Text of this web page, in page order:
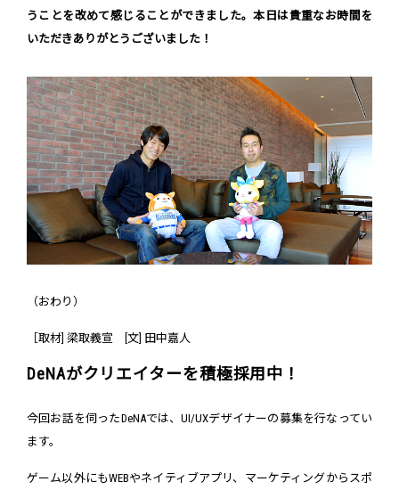
うことを改めて感じることができました。本日は貴重なお時間を
いただきありがとうございました！
（おわり）
［取材] 梁取義宣 [文] 田中嘉人
DeNAがクリエイターを積極採用中！
今回お話を伺ったDeNAでは、UI/UXデザイナーの募集を行なってい
ます。
ゲーム以外にもWEBやネイティブアプリ、マーケティングからスポ